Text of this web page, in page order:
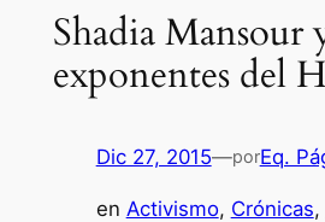
Shadia Mansour
exponentes del
Dic 27, 2015—porEq.
en Activismo, Crónicas,